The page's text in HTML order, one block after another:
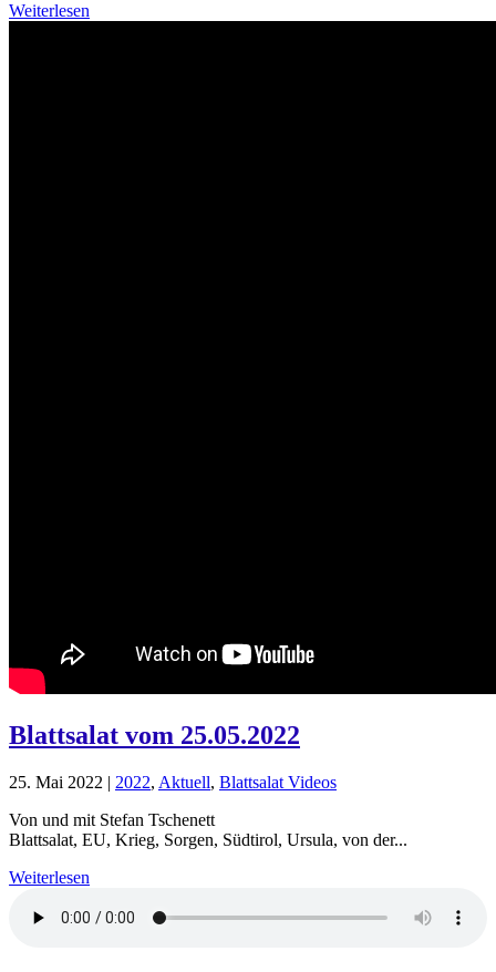
Weiterlesen
Blattsalat vom 25.05.2022
25. Mai 2022 | 2022, Aktuell, Blattsalat Videos
Von und mit Stefan Tschenett
Blattsalat, EU, Krieg, Sorgen, Südtirol, Ursula, von der...
Weiterlesen